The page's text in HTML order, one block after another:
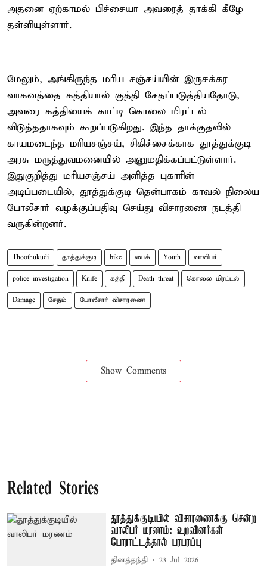
அதனை ஏற்காமல் பிச்சையா அவரைத் தாக்கி கீழே
தள்ளியுள்ளார்.
மேலும், அங்கிருந்த மரிய சஞ்சய்யின் இருசக்கர
வாகனத்தை கத்தியால் குத்தி சேதப்படுத்தியதோடு,
அவரை கத்தியைக் காட்டி கொலை மிரட்டல்
விடுத்ததாகவும் கூறப்படுகிறது. இந்த தாக்குதலில்
காயமடைந்த மரியசஞ்சய், சிகிச்சைக்காக தூத்துக்குடி
அரசு மருத்துவமனையில் அனுமதிக்கப்பட்டுள்ளார்.
இதுகுறித்து மரியசஞ்சய் அளித்த புகாரின்
அடிப்படையில், தூத்துக்குடி தென்பாகம் காவல் நிலைய
போலீசார் வழக்குப்பதிவு செய்து விசாரணை நடத்தி
வருகின்றனர்.
Thoothukudi தூத்துக்குடி bike பைக் Youth வாலிபர்
police investigation Knife கத்தி Death threat கொலை மிரட்டல்
Damage சேதம் போலீசார் விசாரணை
Show Comments
Related Stories
தூத்துக்குடியில் விசாரணைக்கு சென்ற
வாலிபர் மரணம்: உறவினர்கள்
போராட்டத்தால் பரபரப்பு
தினத்தந்தி 23 Jul 2026